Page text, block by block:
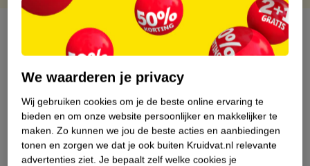
Over dit product
Nature Impact Score
Dit product heeft (nog) geen Nature
Impact Score.
Meer informatie
We waarderen je privacy
Wij gebruiken cookies om je de beste online ervaring te
bieden en om onze website persoonlijker en makkelijker te
maken. Zo kunnen we jou de beste acties en aanbiedingen
tonen en zorgen we dat je ook buiten Kruidvat.nl relevante
advertenties ziet. Je bepaalt zelf welke cookies je